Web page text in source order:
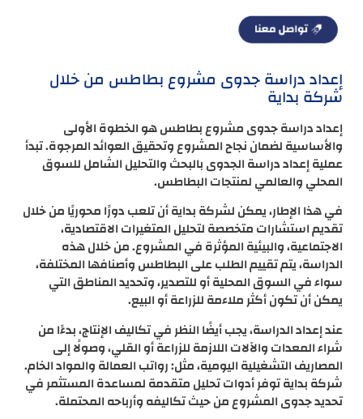
إعداد دراسة جدوى مشروع بطاطس من خلال
شركة بداية
إعداد دراسة جدوى مشروع بطاطس هو الخطوة الأولى
والأساسية لضمان نجاح المشروع وتحقيق العوائد المرجوة. تبدأ
عملية إعداد دراسة الجدوى بالبحث والتحليل الشامل للسوق
المحلي والعالمي لمنتجات البطاطس.
في هذا الإطار، يمكن لشركة بداية أن تلعب دورًا محوريًا من خلال
تقديم استشارات متخصصة لتحليل المتغيرات الاقتصادية،
الاجتماعية، والبيئية المؤثرة في المشروع. من خلال هذه
الدراسة، يتم تقييم الطلب على البطاطس وأصنافها المختلفة،
سواء في السوق المحلية أو للتصدير، وتحديد المناطق التي
يمكن أن تكون أكثر ملاءمة للزراعة أو البيع.
عند إعداد الدراسة، يجب أيضًا النظر في تكاليف الإنتاج، بدءًا من
شراء المعدات والآلات اللازمة للزراعة أو القلي، وصولًا إلى
المصاريف التشغيلية اليومية، مثل: رواتب العمالة والمواد الخام.
شركة بداية توفر أدوات تحليل متقدمة لمساعدة المستثمر في
تحديد جدوى المشروع من حيث تكاليفه وأرباحه المحتملة.